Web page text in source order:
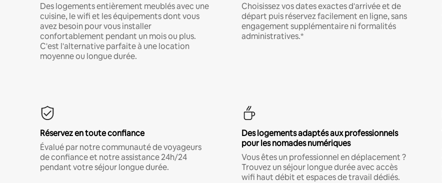
Des logements entièrement meublés avec une
cuisine, le wifi et les équipements dont vous
avez besoin pour vous installer
confortablement pendant un mois ou plus.
C'est l'alternative parfaite à une location
moyenne ou longue durée.
Choisissez vos dates exactes d'arrivée et de
départ puis réservez facilement en ligne, sans
engagement supplémentaire ni formalités
administratives.*
Réservez en toute confiance
Évalué par notre communauté de voyageurs
de confiance et notre assistance 24h/24
pendant votre séjour longue durée.
Des logements adaptés aux professionnels
pour les nomades numériques
Vous êtes un professionnel en déplacement ?
Trouvez un séjour longue durée avec accès
wifi haut débit et espaces de travail dédiés.